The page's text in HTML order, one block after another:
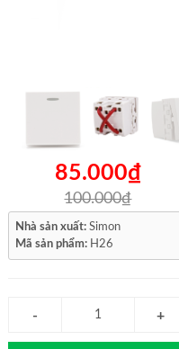
85.000₫
100.000₫
Nhà sản xuất: Simon
Mã sản phẩm: H26